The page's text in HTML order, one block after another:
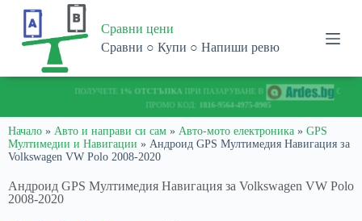
o
n
t
e
t
Сравни цени
Сравни ○ Купи ○ Напиши ревю
ПОЛУЧЕТЕ1% ОТСТЪПКА ПРИ ПАЗАРУВАНЕ В
С
ПРОМО КОД: 1816-9564-4975-8905
Начало » Авто и направи си сам » Авто-мото електроника » GPS
Мултимедии и Навигации » Андроид GPS Мултимедия Навигация за
Volkswagen VW Polo 2008-2020
Андроид GPS Мултимедия Навигация за Volkswagen VW Polo
2008-2020